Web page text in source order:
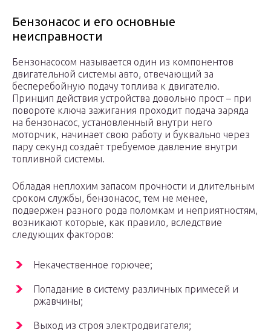
Бензонасос и его основные
неисправности
Бензонасосом называется один из компонентов
двигательной системы авто, отвечающий за
бесперебойную подачу топлива к двигателю.
Принцип действия устройства довольно прост – при
повороте ключа зажигания проходит подача заряда
на бензонасос, установленный внутри него
моторчик, начинает свою работу и буквально через
пару секунд создаёт требуемое давление внутри
топливной системы.
Обладая неплохим запасом прочности и длительным
сроком службы, бензонасос, тем не менее,
подвержен разного рода поломкам и неприятностям,
возникают которые, как правило, вследствие
следующих факторов:
Некачественное горючее;
Попадание в систему различных примесей и
ржавчины;
Выход из строя электродвигателя;